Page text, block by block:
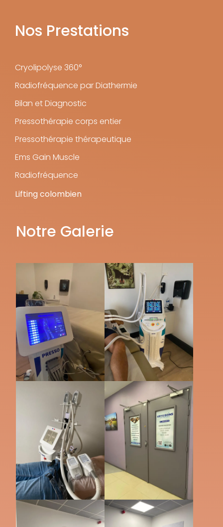
Nos Prestations
Cryolipolyse 360°
Radiofréquence par Diathermie
Bilan et Diagnostic
Pressothérapie corps entier
Pressothérapie thérapeutique
Ems Gain Muscle
Radiofréquence
Lifting colombien
Notre Galerie